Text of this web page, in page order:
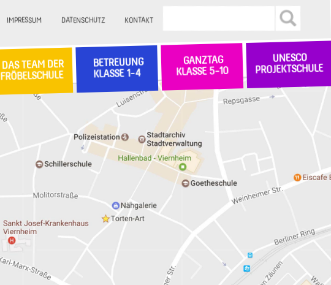
IMPRESSUM DATENSCHUTZ KONTAKT
DAS TEAM DER
FRÖBELSCHULE
BETREUUNG
KLASSE 1-4
GANZTAG
KLASSE 5-10
UNESCO
PROJEKTSCHULE